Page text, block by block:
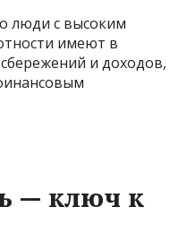
люди с высоким
имеют в
и доходов,
— ключ к